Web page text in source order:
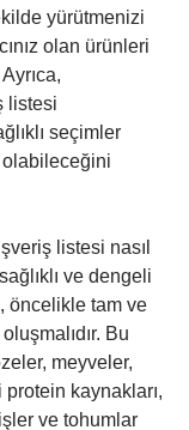
yürütmenizi
olan ürünleri
listesi
seçimler
olabileceğini
listesi nasıl
ve dengeli
öncelikle tam ve
Bu
meyveler,
protein kaynakları,
ve tohumlar